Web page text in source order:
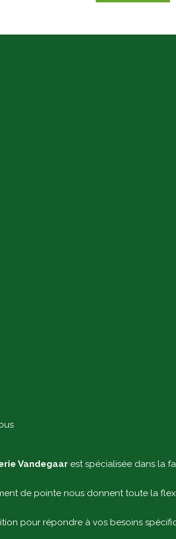
Vandegaar est spécialisée dans la
de pointe nous donnent toute la
pour répondre à vos besoins